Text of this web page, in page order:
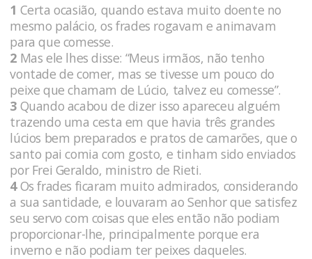
1 Certa ocasião, quando estava muito doente no
mesmo palácio, os frades rogavam e animavam
para que comesse.
2 Mas ele lhes disse: “Meus irmãos, não tenho
vontade de comer, mas se tivesse um pouco do
peixe que chamam de Lúcio, talvez eu comesse”.
3 Quando acabou de dizer isso apareceu alguém
trazendo uma cesta em que havia três grandes
lúcios bem preparados e pratos de camarões, que o
santo pai comia com gosto, e tinham sido enviados
por Frei Geraldo, ministro de Rieti.
4Os frades ficaram muito admirados, considerando
a sua santidade, e louvaram ao Senhor que satisfez
seu servo com coisas que eles então não podiam
proporcionar-lhe, principalmente porque era
inverno e não podiam ter peixes daqueles.